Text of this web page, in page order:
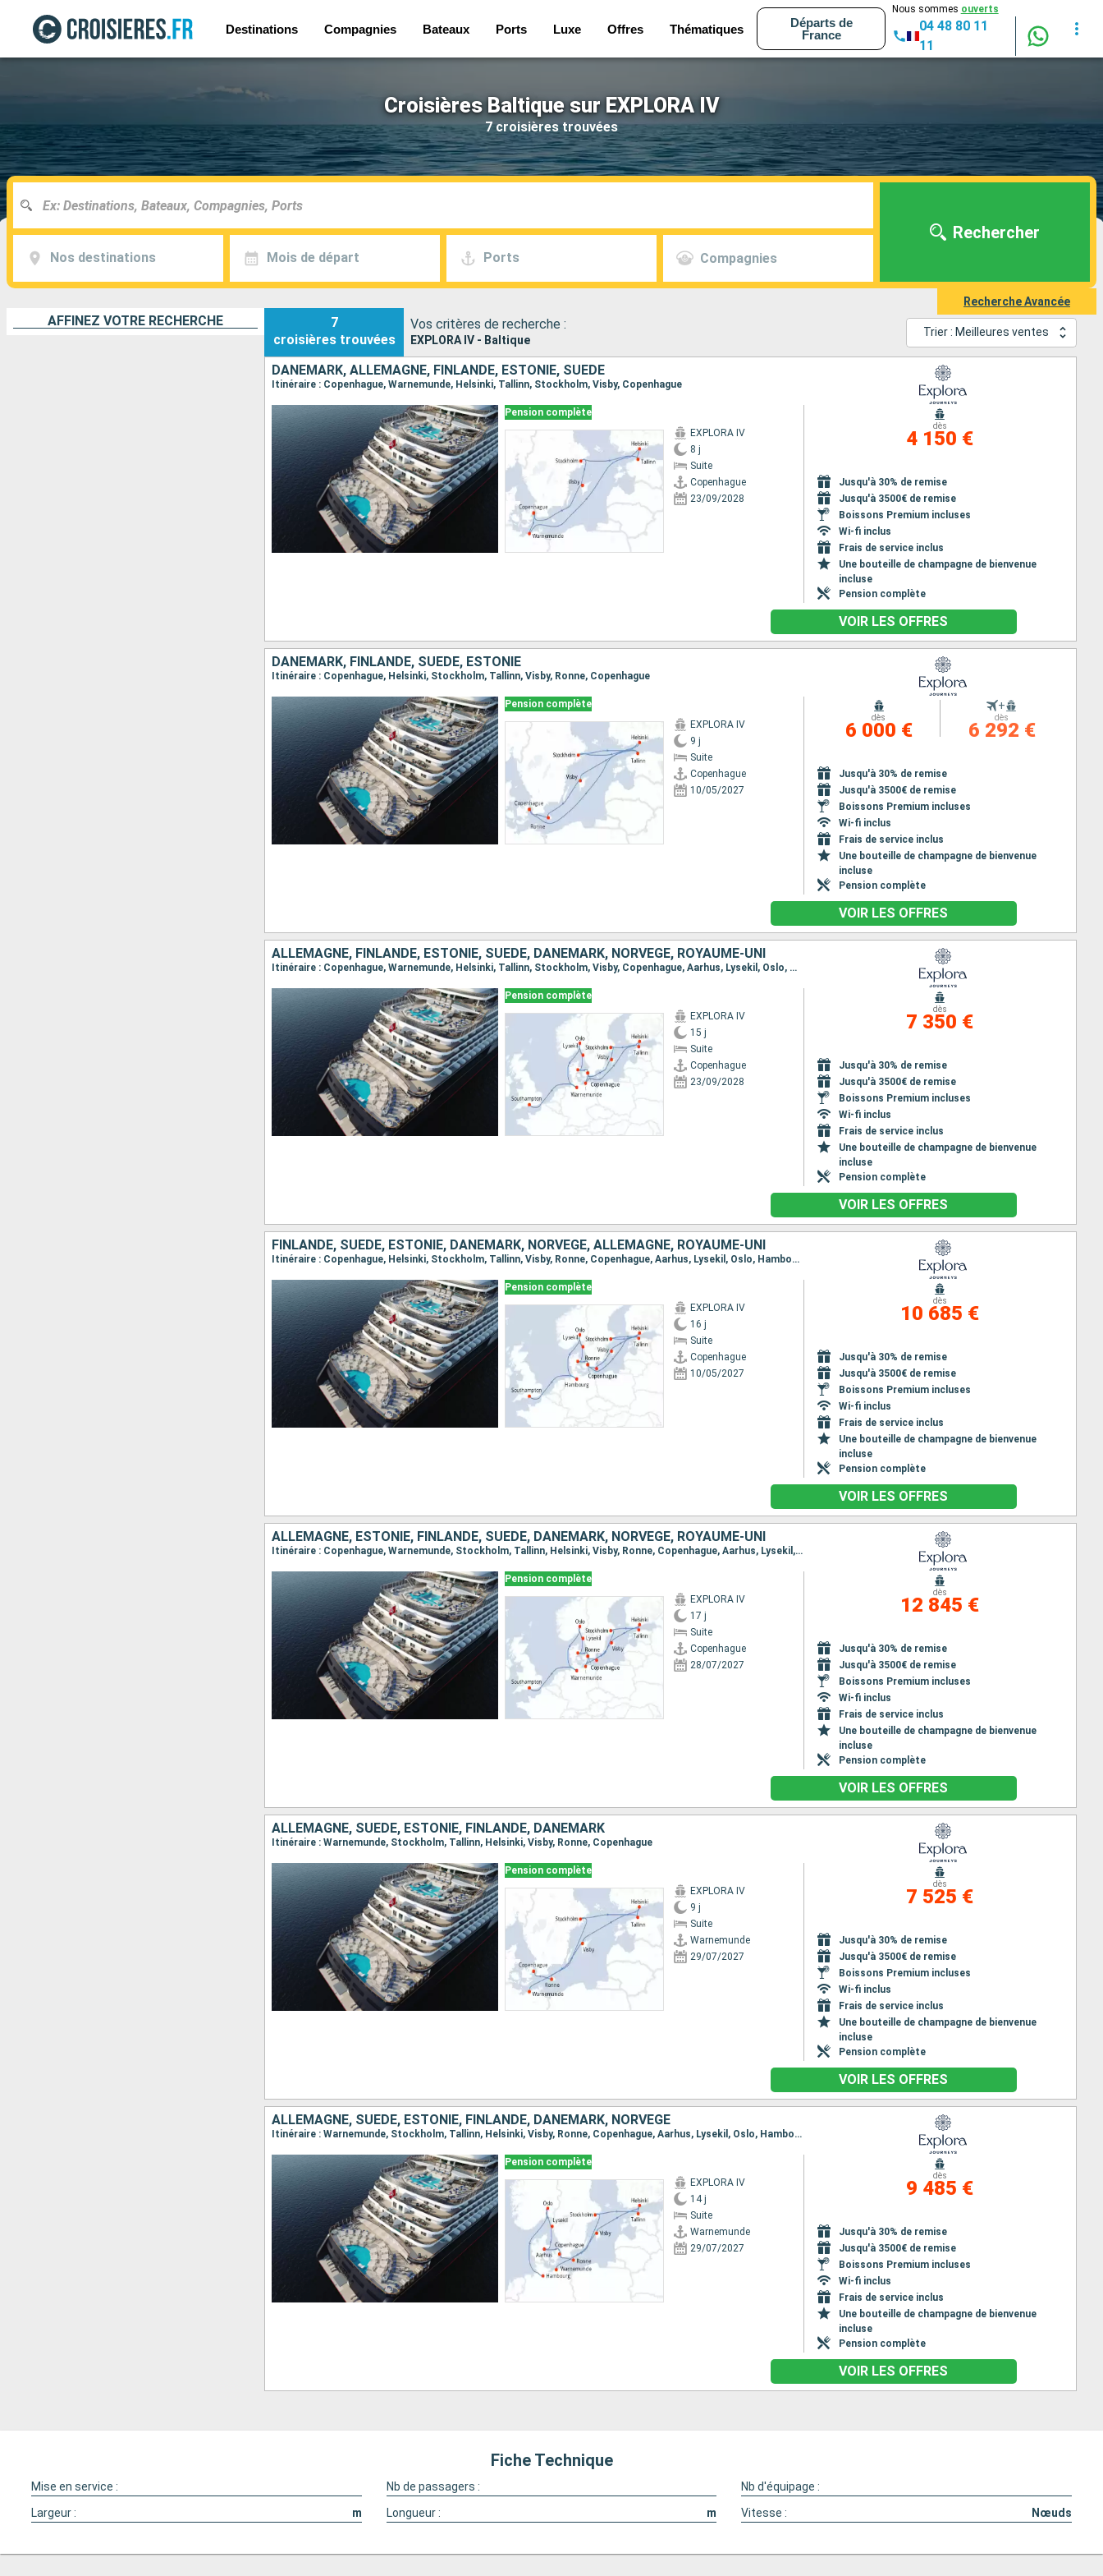
Destinations Compagnies Bateaux Ports Luxe Offres Thématiques
Départs de
France
Nous sommes ouverts
04 48 80 11
11
Croisières Baltique sur EXPLORA IV
7 croisières trouvées
Nos destinations Mois de départ Ports Compagnies
Rechercher
Recherche Avancée
AFFINEZ VOTRE RECHERCHE
7
croisières trouvées
Vos critères de recherche :
EXPLORA IV - Baltique
Trier : Meilleures ventes
DANEMARK, ALLEMAGNE, FINLANDE, ESTONIE, SUÈDE
Itinéraire : Copenhague, Warnemunde, Helsinki, Tallinn, Stockholm, Visby, Copenhague
Pension complète
EXPLORA IV
8 j
Suite
Copenhague
23/09/2028
dès
4 150 €
Jusqu'à 30% de remise
Jusqu'à 3500€ de remise
Boissons Premium incluses
Wi-fi inclus
Frais de service inclus
Une bouteille de champagne de bienvenue
incluse
Pension complète
VOIR LES OFFRES
DANEMARK, FINLANDE, SUÈDE, ESTONIE
Itinéraire : Copenhague, Helsinki, Stockholm, Tallinn, Visby, Ronne, Copenhague
Pension complète
EXPLORA IV
9 j
Suite
Copenhague
10/05/2027
dès
6 000 €
+
dès
6 292 €
Jusqu'à 30% de remise
Jusqu'à 3500€ de remise
Boissons Premium incluses
Wi-fi inclus
Frais de service inclus
Une bouteille de champagne de bienvenue
incluse
Pension complète
VOIR LES OFFRES
ALLEMAGNE, FINLANDE, ESTONIE, SUÈDE, DANEMARK, NORVÈGE, ROYAUME-UNI
Itinéraire : Copenhague, Warnemunde, Helsinki, Tallinn, Stockholm, Visby, Copenhague, Aarhus, Lysekil, Oslo, Hambourg, Southampton
Pension complète
EXPLORA IV
15 j
Suite
Copenhague
23/09/2028
dès
7 350 €
Jusqu'à 30% de remise
Jusqu'à 3500€ de remise
Boissons Premium incluses
Wi-fi inclus
Frais de service inclus
Une bouteille de champagne de bienvenue
incluse
Pension complète
VOIR LES OFFRES
FINLANDE, SUÈDE, ESTONIE, DANEMARK, NORVÈGE, ALLEMAGNE, ROYAUME-UNI
Itinéraire : Copenhague, Helsinki, Stockholm, Tallinn, Visby, Ronne, Copenhague, Aarhus, Lysekil, Oslo, Hambourg, Southampton
Pension complète
EXPLORA IV
16 j
Suite
Copenhague
10/05/2027
dès
10 685 €
Jusqu'à 30% de remise
Jusqu'à 3500€ de remise
Boissons Premium incluses
Wi-fi inclus
Frais de service inclus
Une bouteille de champagne de bienvenue
incluse
Pension complète
VOIR LES OFFRES
ALLEMAGNE, ESTONIE, FINLANDE, SUÈDE, DANEMARK, NORVÈGE, ROYAUME-UNI
Itinéraire : Copenhague, Warnemunde, Stockholm, Tallinn, Helsinki, Visby, Ronne, Copenhague, Aarhus, Lysekil, Oslo, Hambourg, Southampton
Pension complète
EXPLORA IV
17 j
Suite
Copenhague
28/07/2027
dès
12 845 €
Jusqu'à 30% de remise
Jusqu'à 3500€ de remise
Boissons Premium incluses
Wi-fi inclus
Frais de service inclus
Une bouteille de champagne de bienvenue
incluse
Pension complète
VOIR LES OFFRES
ALLEMAGNE, SUÈDE, ESTONIE, FINLANDE, DANEMARK
Itinéraire : Warnemunde, Stockholm, Tallinn, Helsinki, Visby, Ronne, Copenhague
Pension complète
EXPLORA IV
9 j
Suite
Warnemunde
29/07/2027
dès
7 525 €
Jusqu'à 30% de remise
Jusqu'à 3500€ de remise
Boissons Premium incluses
Wi-fi inclus
Frais de service inclus
Une bouteille de champagne de bienvenue
incluse
Pension complète
VOIR LES OFFRES
ALLEMAGNE, SUÈDE, ESTONIE, FINLANDE, DANEMARK, NORVÈGE
Itinéraire : Warnemunde, Stockholm, Tallinn, Helsinki, Visby, Ronne, Copenhague, Aarhus, Lysekil, Oslo, Hambourg
Pension complète
EXPLORA IV
14 j
Suite
Warnemunde
29/07/2027
dès
9 485 €
Jusqu'à 30% de remise
Jusqu'à 3500€ de remise
Boissons Premium incluses
Wi-fi inclus
Frais de service inclus
Une bouteille de champagne de bienvenue
incluse
Pension complète
VOIR LES OFFRES
Fiche Technique
Mise en service : Nb de passagers :
Nb d'équipage :
Largeur :
m Longueur : m Vitesse : Nœuds